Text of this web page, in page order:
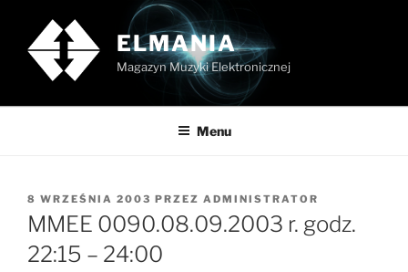
treści
ELMANIA
Magazyn Muzyki Elektronicznej
Menu
OPUBLIKOWANE
W
8 WRZEŚNIA 2003 PRZEZ ADMINISTRATOR
MMEE 0090.08.09.2003 r. godz.
22:15 – 24:00